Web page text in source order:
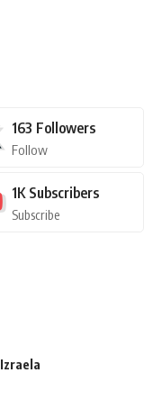
163 Followers
Follow
1K Subscribers
Subscribe